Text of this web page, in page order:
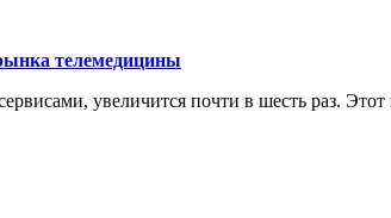
телемедицины
увеличится почти в шесть раз.